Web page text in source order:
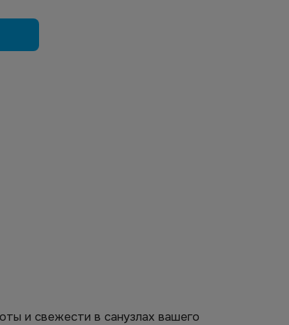
и свежести в санузлах вашего